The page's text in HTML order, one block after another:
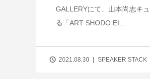
GALLERYにて、山本尚志キ
る「ART SHODO EI...
2021.08.30 SPEAKER STACK